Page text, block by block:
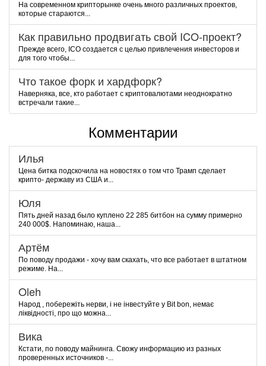
На современном крипторынке очень много различных проектов,
которые стараются...
Как правильно продвигать свой ICO-проект?
Прежде всего, ICO создается с целью привлечения инвесторов и
для того чтобы...
Что такое форк и хардфорк?
Наверняка, все, кто работает с криптовалютами неоднократно
встречали такие...
Комментарии
Илья
Цена битка подскочила на новостях о том что Трамп сделает
крипто- державу из США и...
Юля
Пять дней назад было куплено 22 285 битбон на сумму примерно
240 000$. Напоминаю, наша...
Артём
По поводу продажи - хочу вам скахать, что все работает в штатном
режиме. На...
Oleh
Народ , побережіть нерви, і не інвестуйте у Bit bon, немає
ліквідності, про що можна...
Вика
Кстати, по поводу майнинга. Свожу информацию из разных
проверенных источников -...